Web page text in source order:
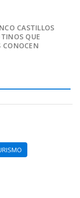
CASTILLOS
QUE
CONOCEN